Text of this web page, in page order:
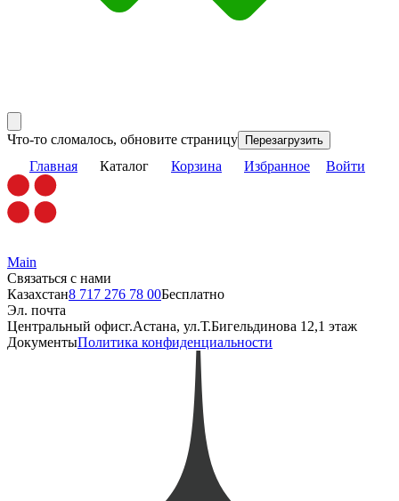
Связаться с нами
Казахстан
Эл. почта
Центральный офис